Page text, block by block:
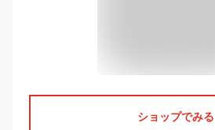
ショップでみる